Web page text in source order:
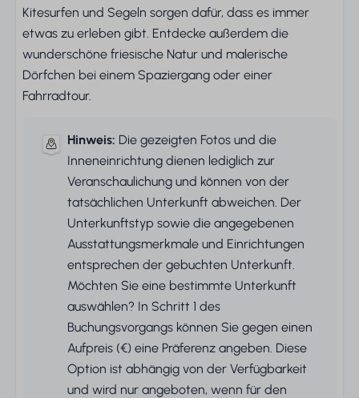
Kitesurfen und Segeln sorgen dafür, dass es immer
etwas zu erleben gibt. Entdecke außerdem die
wunderschöne friesische Natur und malerische
Dörfchen bei einem Spaziergang oder einer
Fahrradtour.
Hinweis: Die gezeigten Fotos und die
Inneneinrichtung dienen lediglich zur
Veranschaulichung und können von der
tatsächlichen Unterkunft abweichen. Der
Unterkunftstyp sowie die angegebenen
Ausstattungsmerkmale und Einrichtungen
entsprechen der gebuchten Unterkunft.
Möchten Sie eine bestimmte Unterkunft
auswählen? In Schritt 1 des
Buchungsvorgangs können Sie gegen einen
Aufpreis (€) eine Präferenz angeben. Diese
Option ist abhängig von der Verfügbarkeit
und wird nur angeboten, wenn für den